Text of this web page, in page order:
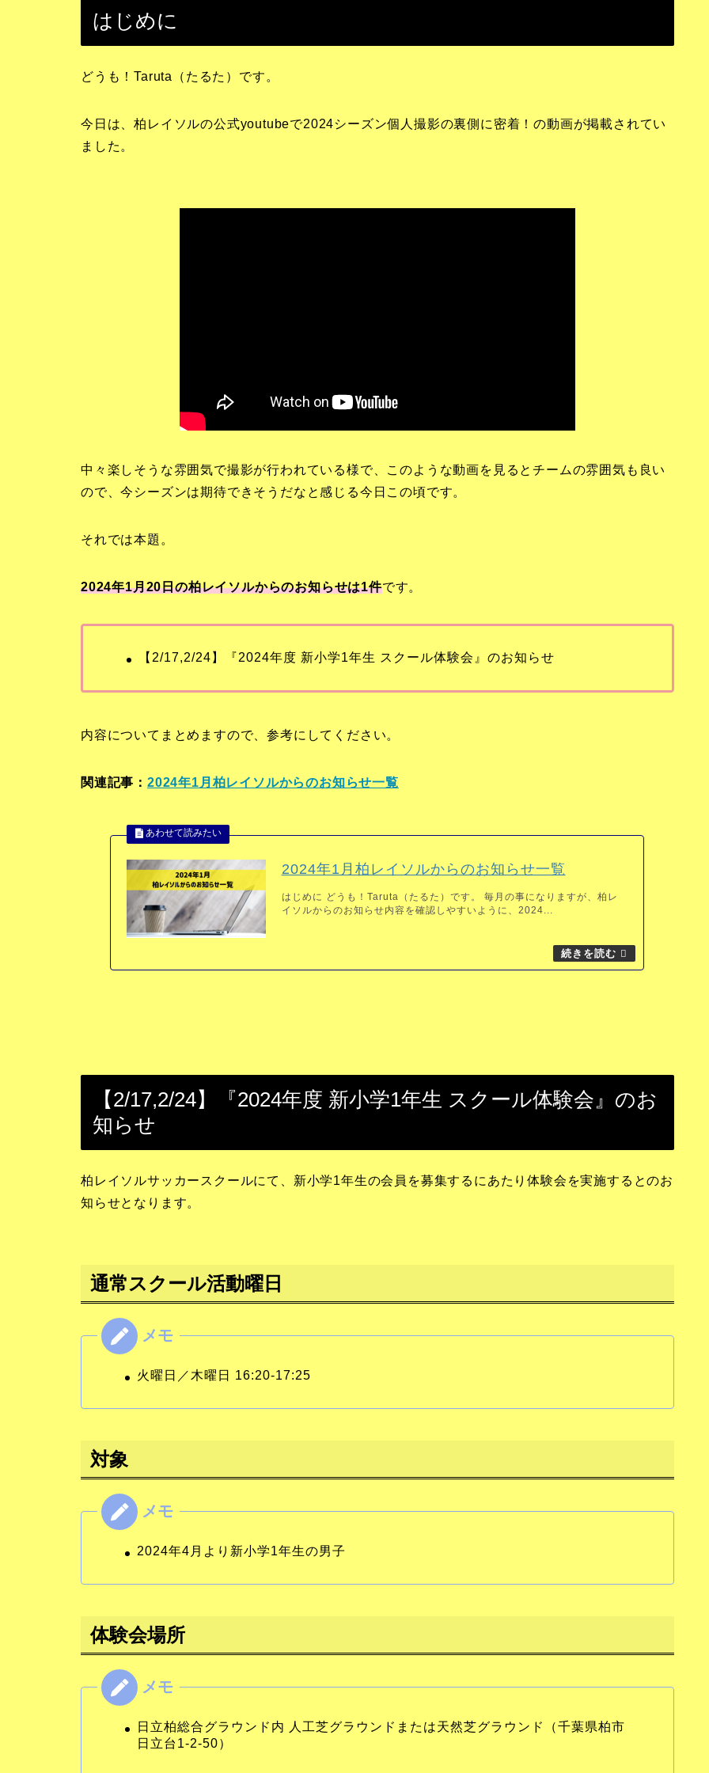
はじめに
どうも！Taruta（たるた）です。
今日は、柏レイソルの公式youtubeで2024シーズン個人撮影の裏側に密着！の動画が掲載されてい
ました。
中々楽しそうな雰囲気で撮影が行われている様で、このような動画を見るとチームの雰囲気も良い
ので、今シーズンは期待できそうだなと感じる今日この頃です。
それでは本題。
2024年1月20日の柏レイソルからのお知らせは1件です。
【2/17,2/24】『2024年度 新小学1年生 スクール体験会』のお知らせ
内容についてまとめますので、参考にしてください。
関連記事： 2024年1月柏レイソルからのお知らせ一覧
2024年1月柏レイソルからのお知らせ一覧
はじめに どうも！Taruta（たるた）です。 毎月の事になりますが、柏レ
イソルからのお知らせ内容を確認しやすいように、2024...
【2/17,2/24】『2024年度 新小学1年生 スクール体験会』のお
知らせ
柏レイソルサッカースクールにて、新小学1年生の会員を募集するにあたり体験会を実施するとのお
知らせとなります。
通常スクール活動曜日
火曜日／木曜日 16:20-17:25
対象
2024年4月より新小学1年生の男子
体験会場所
日立柏総合グラウンド内 人工芝グラウンドまたは天然芝グラウンド（千葉県柏市
日立台1-2-50）